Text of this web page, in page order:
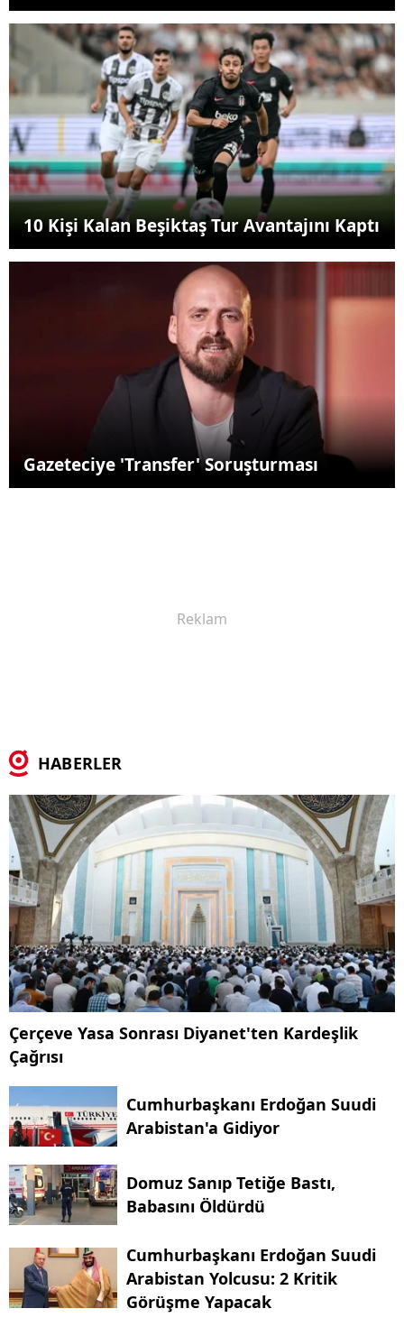
10 Kişi Kalan Beşiktaş Tur Avantajını Kaptı
Gazeteciye 'Transfer' Soruşturması
HABERLER
Çerçeve Yasa Sonrası Diyanet'ten Kardeşlik
Çağrısı
Cumhurbaşkanı Erdoğan Suudi
Arabistan'a Gidiyor
Domuz Sanıp Tetiğe Bastı,
Babasını Öldürdü
Cumhurbaşkanı Erdoğan Suudi
Arabistan Yolcusu: 2 Kritik
Görüşme Yapacak